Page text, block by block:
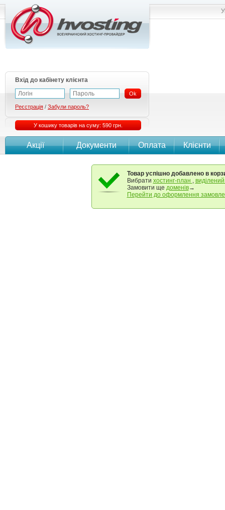
Вхід до кабінету клієнта
Ok
Реєстрація / Забули пароль?
У кошику товарів на суму: 590 грн.
Акції Документи Оплата Клієнти
Товар успішно добавлено в
Вибрати хостинг-план ,
Замовити ще доменів→
Перейти до оформлення